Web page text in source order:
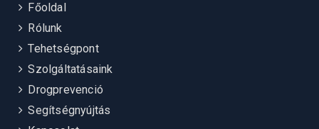
Főoldal
Rólunk
Tehetségpont
Szolgáltatásaink
Drogprevenció
Segítségnyújtás